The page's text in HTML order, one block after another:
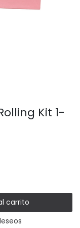
Kit 1-
carrito